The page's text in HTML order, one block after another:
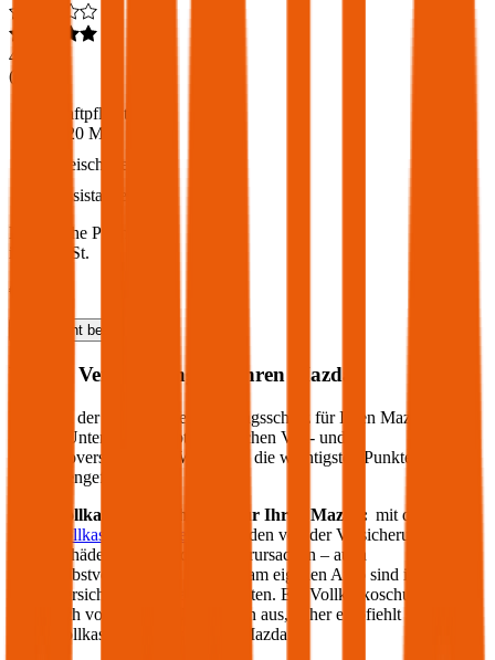
4,6
(
Haftpflicht
€ 20 Mio.
Freischaden
Assistance
Monatliche Prämie
inkl. mVSt.
€ 81,00
Haftpflicht berechnen
Welche Versicherung für Ihren Mazda
Wie sieht der optimale Versicherungsschutz für Ihren Mazda
Welche Unterschiede gibt es zwischen Voll- und
Teilkaskoversicherung? Wir haben die wichtigsten Punkte für Sie
zusammengefasst:
Vollkasko Versicherung für Ihren Mazda : mit der
Vollkasko Versicherung
werden von der Versicherung
Schäden gedeckt, die Sie verursachen – auch
selbstverschuldete Schäden am eigenen Auto sind im
Versicherungsumfang enthalten. Ein Vollkaskoschutz zahlt
sich vor allem bei Neuwägen aus, daher empfiehlt sich die
Vollkasko für einen neuen
Mazda